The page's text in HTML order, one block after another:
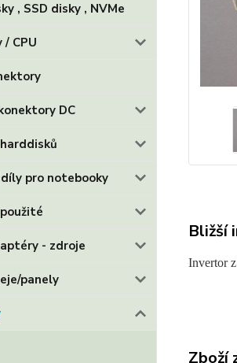
, SSD disky , NVMe
/ CPU
DC
pro notebooky
- zdroje
panely
Bližší
Invertor
Zboží